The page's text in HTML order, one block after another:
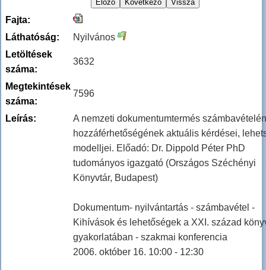
Fajta:
Láthatóság:
Nyilvános
Letöltések
száma:
3632
Megtekintések
száma:
7596
Leírás:
A nemzeti dokumentumtermés
hozzáférhetőségének aktuális kérdései,
modelljei. Előadó: Dr. Dippold Péter PhD
tudományos igazgató (Országos Széchényi
Könyvtár, Budapest)
Dokumentum- nyilvántartás - számbavétel -
Kihívások és lehetőségek a XXI. század
gyakorlatában - szakmai konferencia
2006. október 16. 10:00 - 12:30